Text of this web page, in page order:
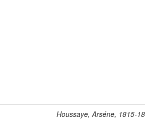
Houssaye, Arséne, 1815-